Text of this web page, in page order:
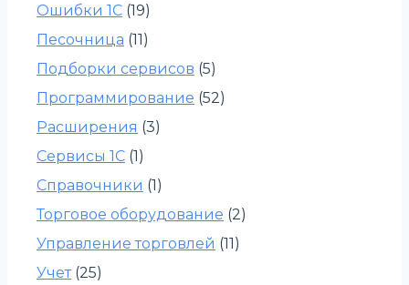
Ошибки 1С (19)
Песочница (11)
Подборки сервисов (5)
Программирование (52)
Расширения (3)
Сервисы 1С (1)
Справочники (1)
Торговое оборудование (2)
Управление торговлей (11)
Учет(25)